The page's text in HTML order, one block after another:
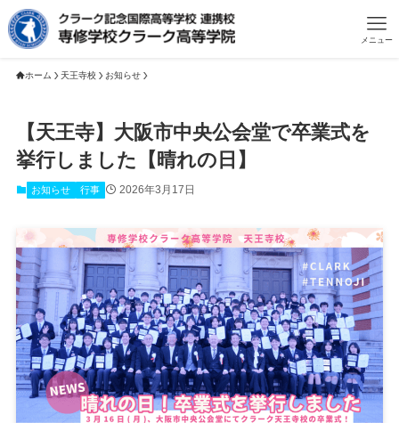
メニュー
ホーム 天王寺校 お知らせ
【天王寺】大阪市中央公会堂で卒業式を
挙行しました【晴れの日】
お知らせ 行事 2026年3月17日